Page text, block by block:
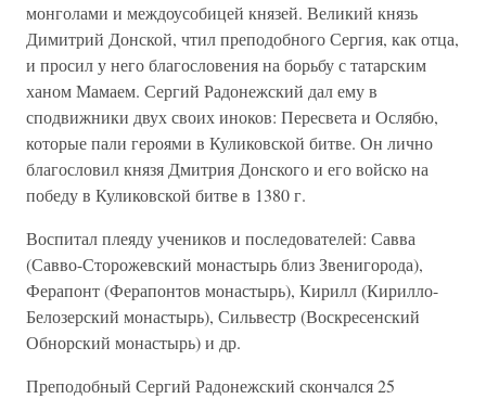
монголами и междоусобицей князей. Великий князь
Димитрий Донской, чтил преподобного Сергия, как отца,
и просил у него благословения на борьбу с татарским
ханом Мамаем. Сергий Радонежский дал ему в
сподвижники двух своих иноков: Пересвета и Ослябю,
которые пали героями в Куликовской битве. Он лично
благословил князя Дмитрия Донского и его войско на
победу в Куликовской битве в 1380 г.
Воспитал плеяду учеников и последователей: Савва
(Савво-Сторожевский монастырь близ Звенигорода),
Ферапонт (Ферапонтов монастырь), Кирилл (Кирилло-
Белозерский монастырь), Сильвестр (Воскресенский
Обнорский монастырь) и др.
Преподобный Сергий Радонежский скончался 25